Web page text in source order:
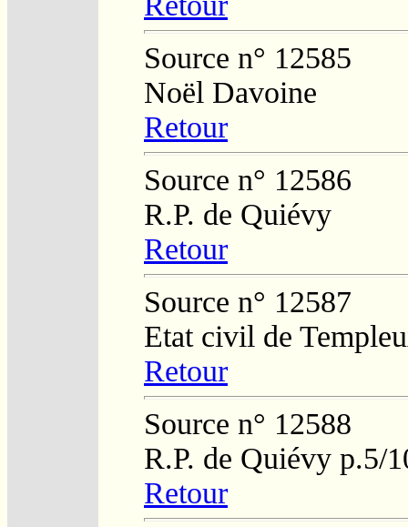
Source n° 12585
Noël Davoine
Retour
Source n° 12586
R.P. de Quiévy
Retour
Source n° 12587
Etat civil de
Retour
Source n° 12588
R.P. de Quiévy p.5/
Retour